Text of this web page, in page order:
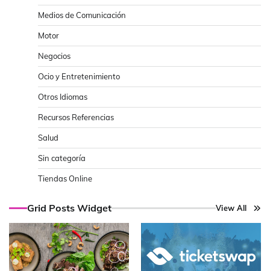
Medios de Comunicación
Motor
Negocios
Ocio y Entretenimiento
Otros Idiomas
Recursos Referencias
Salud
Sin categoría
Tiendas Online
Grid Posts Widget View All